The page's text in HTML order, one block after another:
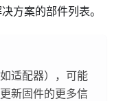
方案的部件列表。
适配器），可能
新固件的更多信